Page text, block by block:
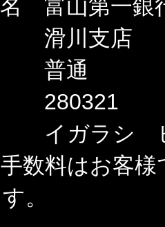
富山第一銀
滑川支店
普通
280321
イガラシ
数料はお客
。